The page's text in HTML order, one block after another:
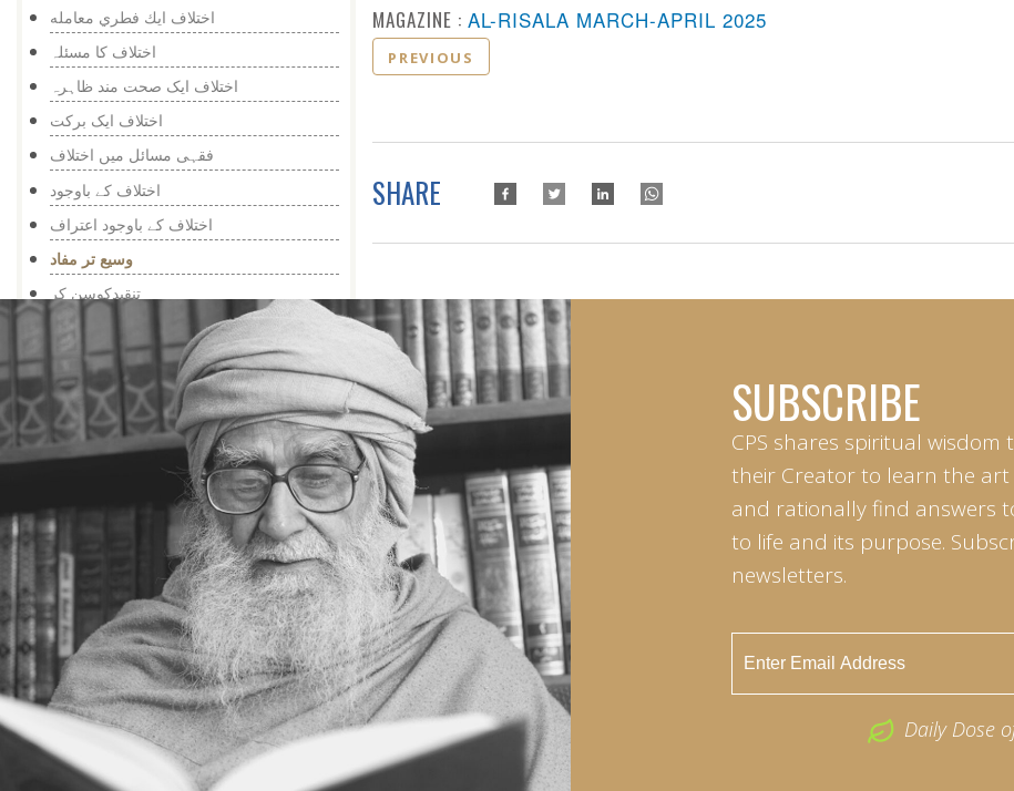
MAGAZINE : AL-RISALA MARCH-APRIL 2025
PREVIOUS
SHARE
اختلاف ايك فطري معامله
اختلاف کا مسئلہ
اختلاف ایک صحت مند ظاہرہ
اختلاف ایک برکت
فقہی مسائل میں اختلاف
اختلاف کے باوجود
اختلاف کے باوجود اعتراف
وسيع تر مفاد
تنقیدکوسن کر
ذهني ارتقا كا ذريعه
اختلاف، نفرت
اختلاف کے ساتھ اعتراف
اختلاف کو بھلا دیا
اختلاف ایک آزمائش
सब कुछ ईश्वर का उपहार
जन्नत की कीमत
कुछ आदर्श महिलाएँ
मौत: एक अनुस्मारक (REMINDER)
शुक्र: एक कुर्बानी का अमल
SUBSCRIBE
CPS shares spiritual
their Creator to learn the
and rationally find answers
to life and its purpose.
newsletters.
Daily Dose